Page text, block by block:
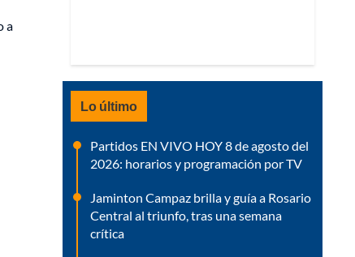
a
Lo último
Partidos EN VIVO HOY 8 de agosto del
2026: horarios y programación por TV
Jaminton Campaz brilla y guía a Rosario
Central al triunfo, tras una semana
crítica